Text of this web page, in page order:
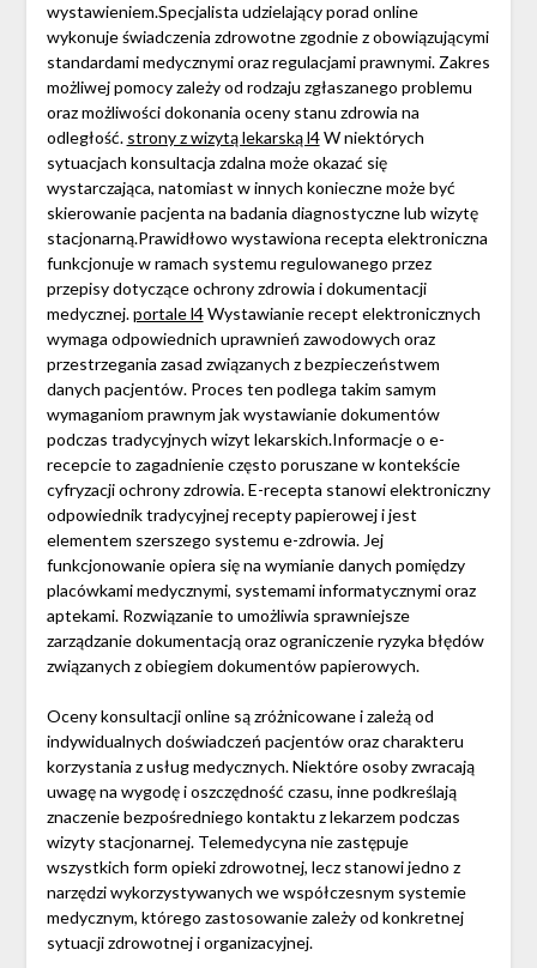
wystawieniem.Specjalista udzielający porad online
wykonuje świadczenia zdrowotne zgodnie z obowiązującymi
standardami medycznymi oraz regulacjami prawnymi. Zakres
możliwej pomocy zależy od rodzaju zgłaszanego problemu
oraz możliwości dokonania oceny stanu zdrowia na
odległość. strony z wizytą lekarską l4W niektórych
sytuacjach konsultacja zdalna może okazać się
wystarczająca, natomiast w innych konieczne może być
skierowanie pacjenta na badania diagnostyczne lub wizytę
stacjonarną.Prawidłowo wystawiona recepta elektroniczna
funkcjonuje w ramach systemu regulowanego przez
przepisy dotyczące ochrony zdrowia i dokumentacji
medycznej.portale l4Wystawianie recept elektronicznych
wymaga odpowiednich uprawnień zawodowych oraz
przestrzegania zasad związanych z bezpieczeństwem
danych pacjentów. Proces ten podlega takim samym
wymaganiom prawnym jak wystawianie dokumentów
podczas tradycyjnych wizyt lekarskich.Informacje o e-
recepcie to zagadnienie często poruszane w kontekście
cyfryzacji ochrony zdrowia. E-recepta stanowi elektroniczny
odpowiednik tradycyjnej recepty papierowej i jest
elementem szerszego systemu e-zdrowia. Jej
funkcjonowanie opiera się na wymianie danych pomiędzy
placówkami medycznymi, systemami informatycznymi oraz
aptekami. Rozwiązanie to umożliwia sprawniejsze
zarządzanie dokumentacją oraz ograniczenie ryzyka błędów
związanych z obiegiem dokumentów papierowych.
Oceny konsultacji online są zróżnicowane i zależą od
indywidualnych doświadczeń pacjentów oraz charakteru
korzystania z usług medycznych. Niektóre osoby zwracają
uwagę na wygodę i oszczędność czasu, inne podkreślają
znaczenie bezpośredniego kontaktu z lekarzem podczas
wizyty stacjonarnej. Telemedycyna nie zastępuje
wszystkich form opieki zdrowotnej, lecz stanowi jedno z
narzędzi wykorzystywanych we współczesnym systemie
medycznym, którego zastosowanie zależy od konkretnej
sytuacji zdrowotnej i organizacyjnej.